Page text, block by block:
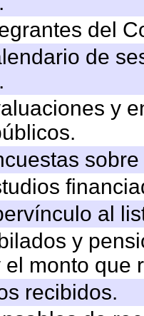
del
de
y
al
y
monto que
recibidos.